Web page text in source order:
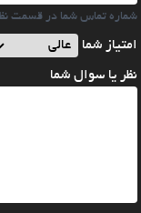
شماره تماس شما در قسمت
امتیاز شما
نظر یا سوال شما